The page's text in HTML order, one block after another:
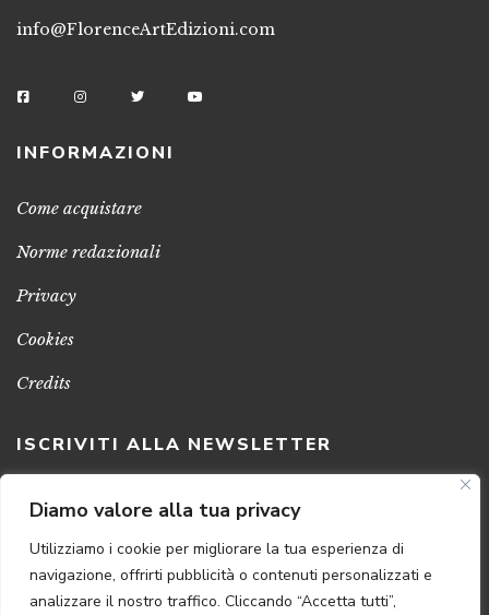
Diamo valore alla tua privacy
Utilizziamo i cookie per migliorare la tua esperienza di
navigazione, offrirti pubblicità o contenuti personalizzati e
analizzare il nostro traffico. Cliccando “Accetta tutti”,
info@FlorenceArtEdizioni.com
INFORMAZIONI
Come acquistare
Norme redazionali
Privacy
Cookies
Credits
ISCRIVITI ALLA NEWSLETTER
Clicca sul pulsante per ricevere le nostre ultime novità,
notizie e promozioni
ISCRIVITI ADESSO